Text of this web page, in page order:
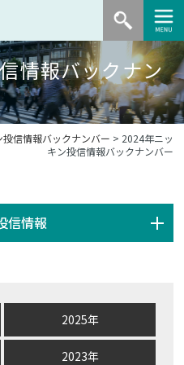
情報バックナン
投信情報バックナンバー > 2024年ニッ
キン投信情報バックナンバー
信情報
2025年
2023年